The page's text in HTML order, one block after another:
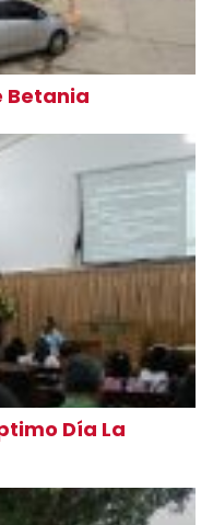
Betania
Día La